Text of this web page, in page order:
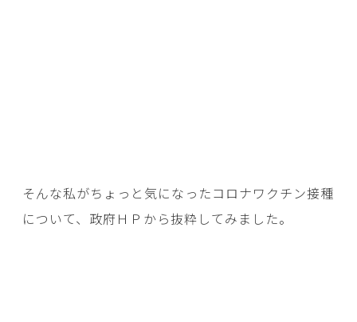
そんな私がちょっと気になったコロナワクチン接種
について、政府ＨＰから抜粋してみました。